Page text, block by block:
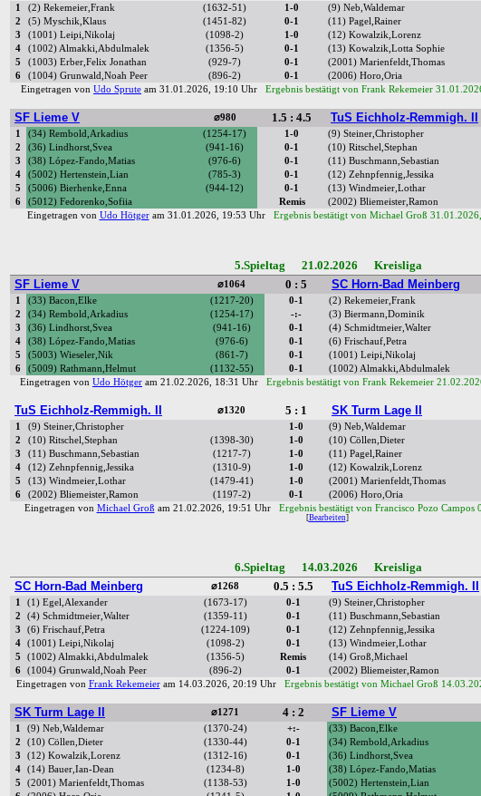
1
(2) Rekemeier,Frank (1632-51) 1-0 (9) Neb,Waldemar
2 (5) Myschik,Klaus (1451-82) 0-1 (11) Pagel,Rainer
3 (1001) Leipi,Nikolaj (1098-2) 1-0 (12) Kowalzik,Lorenz
4 (1002) Almakki,Abdulmalek (1356-5) 0-1 (13) Kowalzik,Lotta Sophie
5 (1003) Erber,Felix Jonathan (929-7) 0-1 (2001) Marienfeldt,Thomas
6 (1004) Grunwald,Noah Peer (896-2) 0-1 (2006) Horo,Oria
Eingetragen von Udo Sprute am 31.01.2026, 19:10 Uhr Ergebnis bestätigt von Frank Rekemeier
SF Lieme V ⌀980 1.5 : 4.5 TuS Eichholz-Remmigh. II
1
(34) Rembold,Arkadius (1254-17) 1-0 (9) Steiner,Christopher
2 (36) Lindhorst,Svea (941-16) 0-1 (10) Ritschel,Stephan
3 (38) López-Fando,Matias (976-6) 0-1 (11) Buschmann,Sebastian
4 (5002) Hertenstein,Lian (785-3) 0-1 (12) Zehnpfennig,Jessika
5 (5006) Bierhenke,Enna (944-12) 0-1 (13) Windmeier,Lothar
6 (5012) Fedorenko,Sofiia Remis (2002) Bliemeister,Ramon
Eingetragen von Udo Hötgeram 31.01.2026, 19:53 Uhr Ergebnis bestätigt von Michael Groß
5.Spieltag 21.02.2026 Kreisliga
SF Lieme V
⌀1064 0 : 5 SC Horn-Bad Meinberg
1
(33) Bacon,Elke (1217-20) 0-1 (2) Rekemeier,Frank
2 (34) Rembold,Arkadius (1254-17) -:- (3) Biermann,Dominik
3 (36) Lindhorst,Svea (941-16) 0-1 (4) Schmidtmeier,Walter
4 (38) López-Fando,Matias (976-6) 0-1 (6) Frischauf,Petra
5 (5003) Wieseler,Nik (861-7) 0-1 (1001) Leipi,Nikolaj
6 (5009) Rathmann,Helmut (1132-55) 0-1 (1002) Almakki,Abdulmalek
Eingetragen von Udo Hötger am 21.02.2026, 18:31 Uhr Ergebnis bestätigt von Frank Rekemeier
TuS Eichholz-Remmigh. II ⌀1320 5 : 1 SK Turm Lage II
1
(9) Steiner,Christopher 1-0 (9) Neb,Waldemar
2 (10) Ritschel,Stephan (1398-30) 1-0 (10) Cöllen,Dieter
3 (11) Buschmann,Sebastian (1217-7) 1-0 (11) Pagel,Rainer
4 (12) Zehnpfennig,Jessika (1310-9) 1-0 (12) Kowalzik,Lorenz
5 (13) Windmeier,Lothar (1479-41) 1-0 (2001) Marienfeldt,Thomas
6 (2002) Bliemeister,Ramon (1197-2) 0-1 (2006) Horo,Oria
Eingetragen von Michael Groß am 21.02.2026, 19:51 Uhr Ergebnis bestätigt von Francisco Pozo Campos
[Bearbeiten]
6.Spieltag 14.03.2026 Kreisliga
SC Horn-Bad Meinberg
⌀1268 0.5 : 5.5 TuS Eichholz-Remmigh. II
1
(1) Egel,Alexander (1673-17) 0-1 (9) Steiner,Christopher
2 (4) Schmidtmeier,Walter (1359-11) 0-1 (11) Buschmann,Sebastian
3 (6) Frischauf,Petra (1224-109) 0-1 (12) Zehnpfennig,Jessika
4 (1001) Leipi,Nikolaj (1098-2) 0-1 (13) Windmeier,Lothar
5 (1002) Almakki,Abdulmalek (1356-5) Remis (14) Groß,Michael
6 (1004) Grunwald,Noah Peer (896-2) 0-1 (2002) Bliemeister,Ramon
Eingetragen von Frank Rekemeieram 14.03.2026, 20:19 Uhr Ergebnis bestätigt von Michael Groß
SK Turm Lage II ⌀1271 4 : 2 SF Lieme V
1
(9) Neb,Waldemar (1370-24) +:- (33) Bacon,Elke
2 (10) Cöllen,Dieter (1330-44) 0-1 (34) Rembold,Arkadius
3 (12) Kowalzik,Lorenz (1312-16) 0-1 (36) Lindhorst,Svea
4 (14) Bauer,Ian-Dean (1234-8) 1-0 (38) López-Fando,Matias
5 (2001) Marienfeldt,Thomas (1138-53) 1-0 (5002) Hertenstein,Lian